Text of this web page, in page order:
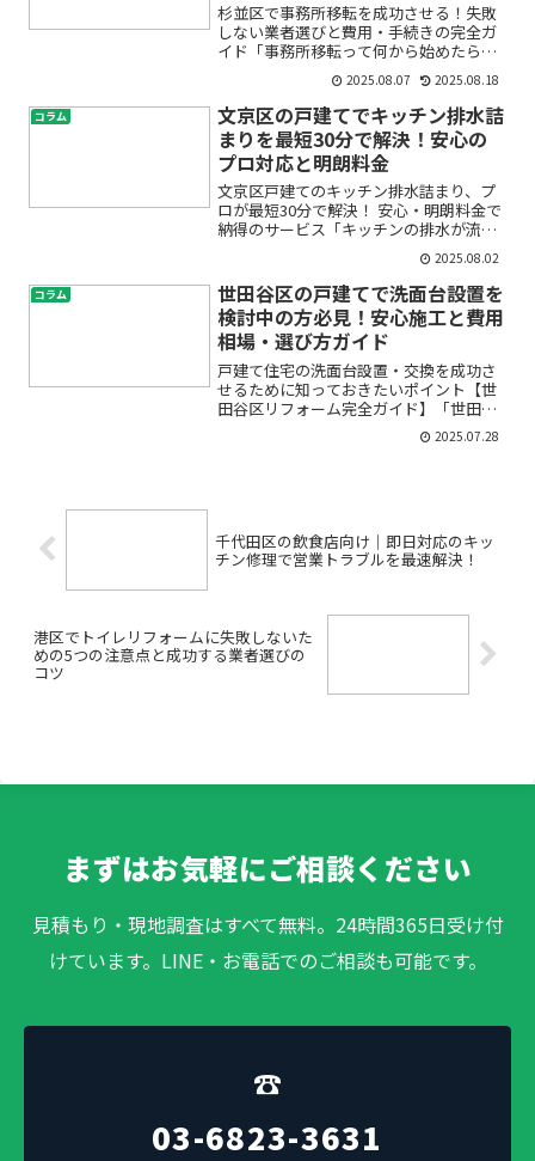
杉並区で事務所移転を成功させる！失敗
しない業者選びと費用・手続きの完全ガ
イド「事務所移転って何から始めたらい
いの？」「杉並区で信頼できる事務所移
転業者はどこ？」「費用や手続きが不安
で、トラブルが心配…」そんな悩みや不
安をお持ちではありません...
2025.08.07 2025.08.18
コラム
文京区の戸建てでキッチン排水詰
まりを最短30分で解決！安心の
プロ対応と明朗料金
文京区戸建てのキッチン排水詰まり、プ
ロが最短30分で解決！ 安心・明朗料金で
納得のサービス「キッチンの排水が流れ
ない…」「突然の水漏れでどうしたらい
いかわからない…」文京区で戸建てにお
住まいの方なら、こうしたトラブルに一
度は悩まされたことが...
2025.08.02
コラム
世田谷区の戸建てで洗面台設置を
検討中の方必見！安心施工と費用
相場・選び方ガイド
戸建て住宅の洗面台設置・交換を成功さ
せるために知っておきたいポイント【世
田谷区リフォーム完全ガイド】「世田谷
区で戸建ての洗面台設置や交換をしたい
けれど、どこに頼んでいいのかわからな
2025.07.28
千代田区の飲食店向け｜即日対応のキッ
チン修理で営業トラブルを最速解決！
港区でトイレリフォームに失敗しないた
めの5つの注意点と成功する業者選びの
コツ
まずはお気軽にご相談ください
見積もり・現地調査はすべて無料。24時間365日受け付
けています。LINE・お電話でのご相談も可能です。
☎
03-6823-3631